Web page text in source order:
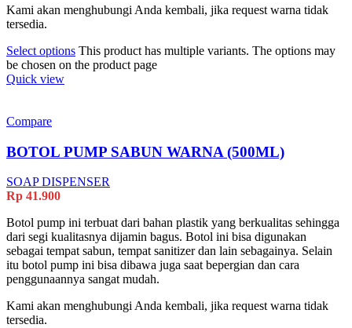
Kami akan menghubungi Anda kembali, jika request warna tidak
tersedia.
Select options This product has multiple variants. The options may
be chosen on the product page
Quick view
Compare
BOTOL PUMP SABUN WARNA (500ML)
SOAP DISPENSER
Rp 41.900
Botol pump ini terbuat dari bahan plastik yang berkualitas sehingga
dari segi kualitasnya dijamin bagus. Botol ini bisa digunakan
sebagai tempat sabun, tempat sanitizer dan lain sebagainya. Selain
itu botol pump ini bisa dibawa juga saat bepergian dan cara
penggunaannya sangat mudah.
Kami akan menghubungi Anda kembali, jika request warna tidak
tersedia.